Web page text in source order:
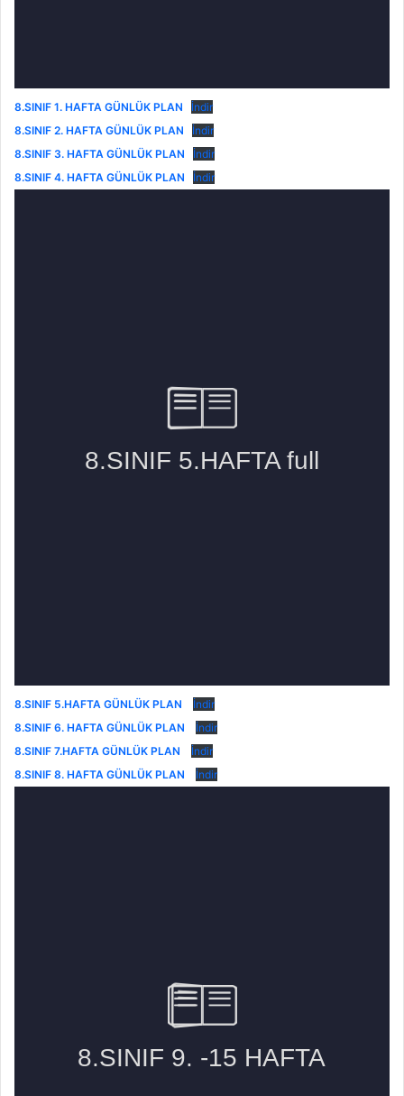
8.SINIF 1. HAFTA GÜNLÜK PLAN
İndir
8.SINIF 2. HAFTA GÜNLÜK PLAN
İndir
8.SINIF 3. HAFTA GÜNLÜK PLAN
İndir
8.SINIF 4. HAFTA GÜNLÜK PLAN
İndir
8.SINIF 5.HAFTA GÜNLÜK PLAN
İndir
8.SINIF 6. HAFTA GÜNLÜK PLAN
İndir
8.SINIF 7.HAFTA GÜNLÜK PLAN
İndir
8.SINIF 8. HAFTA GÜNLÜK PLAN İndir